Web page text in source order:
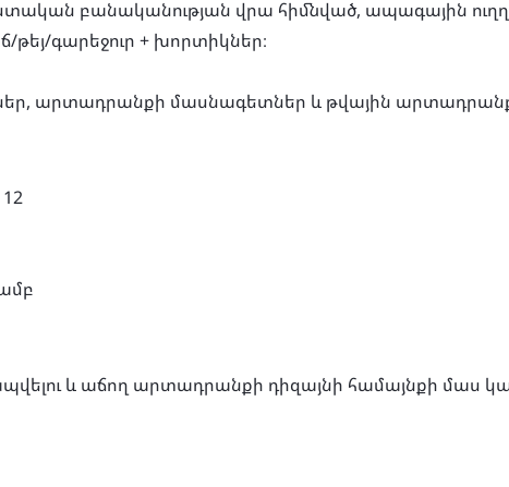
​​​​բանականության վրա հիմնված, ապագային
թեյ/գարեջուր + խորտիկներ։
արտադրանքի մասնագետներ և թվային արտադրանք
և աճող արտադրանքի դիզայնի համայնքի մաս